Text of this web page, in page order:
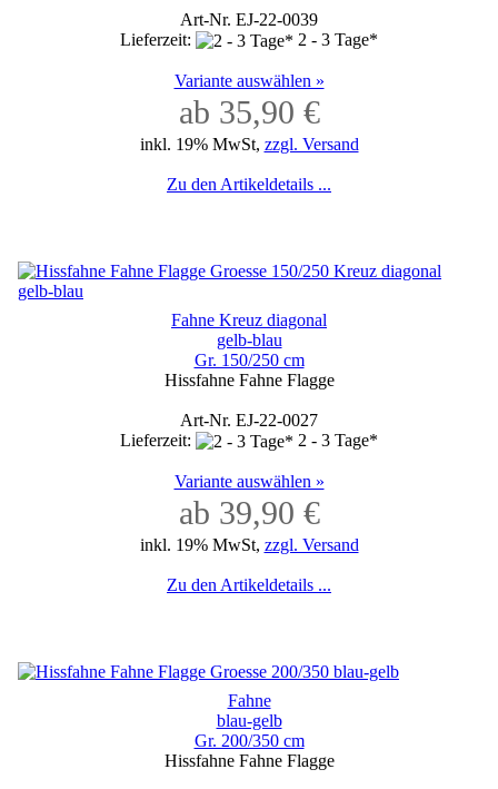
Art-Nr. EJ-22-0039
Lieferzeit:
2 - 3 Tage*
Variante auswählen »
ab 35,90 €
inkl. 19% MwSt, zzgl. Versand
Zu den Artikeldetails ...
Fahne Kreuz diagonal
gelb-blau
Gr. 150/250 cm
Hissfahne Fahne Flagge
Art-Nr. EJ-22-0027
Lieferzeit:
2 - 3 Tage*
Variante auswählen »
ab 39,90 €
inkl. 19% MwSt, zzgl. Versand
Zu den Artikeldetails ...
Fahne
blau-gelb
Gr. 200/350 cm
Hissfahne Fahne Flagge